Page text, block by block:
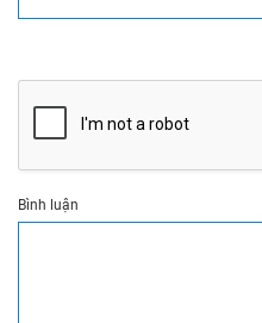
Bình luận